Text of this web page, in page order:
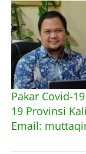
Pakar Covid-
19 Provinsi
Email: